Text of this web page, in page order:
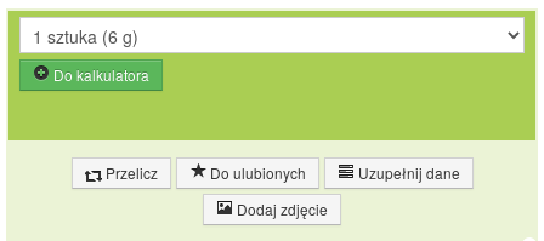
Do kalkulatora
Przelicz Do ulubionych
Uzupełnij dane
Dodaj zdjęcie